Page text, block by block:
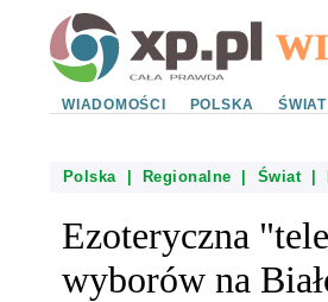
WIADOMOŚCI POLSKA ŚWIAT
Polska| Regionalne Świat|
Ezoteryczna
wyborów na